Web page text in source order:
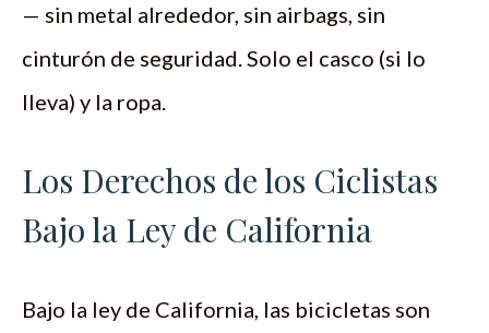
— sin metal alrededor, sin airbags, sin
cinturón de seguridad. Solo el casco (si lo
lleva) y la ropa.
Los Derechos de los Ciclistas
Bajo la Ley de California
Bajo la ley de California, las bicicletas son